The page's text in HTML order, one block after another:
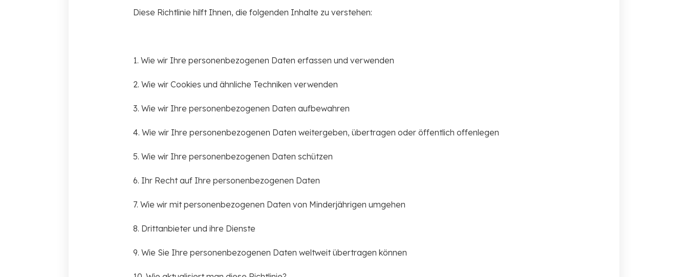
Diese Richtlinie hilft Ihnen, die folgenden Inhalte zu verstehen:
1. Wie wir Ihre personenbezogenen Daten erfassen und verwenden
2. Wie wir Cookies und ähnliche Techniken verwenden
3. Wie wir Ihre personenbezogenen Daten aufbewahren
4. Wie wir Ihre personenbezogenen Daten weitergeben, übertragen oder öffentlich offenlegen
5. Wie wir Ihre personenbezogenen Daten schützen
6. Ihr Recht auf Ihre personenbezogenen Daten
7. Wie wir mit personenbezogenen Daten von Minderjährigen umgehen
8. Drittanbieter und ihre Dienste
9. Wie Sie Ihre personenbezogenen Daten weltweit übertragen können